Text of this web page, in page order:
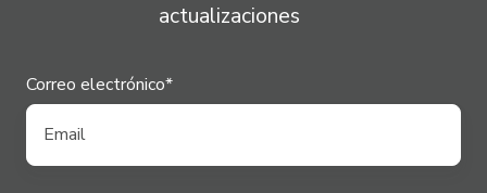
actualizaciones
Correo electrónico*